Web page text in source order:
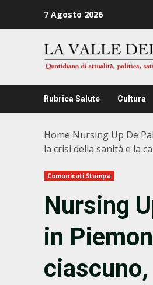
7 Agosto 2026
Rubrica Salute Cultura
Home Nursing Up De
la crisi della sanità e la
Comunicati Stampa
Nursing
in